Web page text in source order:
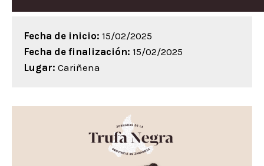
Fecha de inicio: 15/02/2025
Fecha de finalización: 15/02/2025
Lugar: Cariñena